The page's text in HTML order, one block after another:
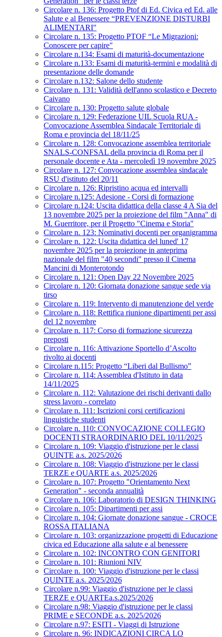
Circolare n. 136: Progetto Ptof di Ed. Civica ed Ed. alle
Salute e al Benessere “PREVENZIONE DISTURBI
ALIMENTARI"
Circolare n. 135: Progetto PTOF “Le Migrazioni:
Conoscere per capire"
Circolare n.134: Esami di maturità-documentazione
Circolare n.133: Esami di maturità-termini e modalità di
presentazione delle domande
Circolare n.132: Salone dello studente
Circolare n. 131: Validità dell'anno scolastico e Decreto
Caivano
Circolare n. 130: Progetto salute globale
Circolare n. 129: Federazione UIL Scuola RUA -
Convocazione Assemblea Sindacale Territoriale di
Roma e provincia del 18/11/25
Circolare n. 128: Convocazione assemblea territoriale
SNALS-CONFSAL della provincia di Roma per il
personale docente e Ata - mercoledì 19 novembre 2025
Circolare n. 127: Convocazione assemblea sindacale
RSU d'istituto del 20/11
Circolare n. 126: Ripristino acqua ed intervalli
Circolare n.125: Adesione - Corsi di formazione
Circolare n.124: Uscita didattica della classe 4 A Sia del
13 novembre 2025 per la proiezione del film "Anna" di
M. Guerritore, per il Progetto "Cinema e Storia"
Circolare n. 123: Nominativi docenti per organigramma
Circolare n. 122: Uscita didattica del luned' 17
novembre 2025 per la proiezione in anteprima
nazionale del film "40 secondi" presso il Cinema
Mancini di Monterotondo
Circolare n. 121: Open Day 22 Novembre 2025
Circolare n. 120: Giornata donazione sangue sede via
tirso
Circolare n. 119: Intervento di manutenzione del verde
Circolare n. 118: Rettifica riunione dipartimenti per assi
del 12 novembre
Circolare n. 117: Corso di formazione sicurezza
preposti
Circolare n. 116: Attivazione Sportello d’Ascolto
rivolto ai docenti
Circolare n.115: Progetto “Liberi dal Bullismo”
Circolare n. 114: Assemblea d'Istituto in data
14/11/2025
Circolare n. 112: Valutazione dei rischi derivanti dallo
stress lavoro - correlato
Circolare n. 111: Iscrizioni corsi certificazioni
linguistiche studenti
Circolare n. 110: CONVOCAZIONE COLLEGIO
DOCENTI STRAORDINARIO DEL 10/11/2025
Circolare n. 109: Viaggio d'istruzione per le classi
QUINTE a.s. 2025/2026
Circolare n. 108: Viaggio d'istruzione per le classi
TERZE e QUARTE a.s. 2025/2026
Circolare n. 107: Progetto "Orientamento Next
Generation" - seconda annualità
Circolare n. 106: Laboratorio di DESIGN THINKING
Circolare n. 105: Dipartimenti per assi
Circolare n. 104: Giornate donazione sangue - CROCE
ROSSA ITALIANA
Circolare n. 103: organizzazione progetti di Educazione
civica ed Educazione alla salute e al benessere
Circolare n. 102: INCONTRO CON GENITORI
Circolare n. 101: Riunioni NIV
Circolare n. 100: Viaggio d'istruzione per le classi
QUINTE a.s. 2025/2026
Circolare n.99: Viaggio d'istruzione per le classi
TERZE e QUARTEa.s.2025/2026
Circolare n.98: Viaggio d'istruzione per le classi
PRIME e SECONDE a.s. 2025/2026
Circolare n.97: ESITI - Viaggi di Istruzione
Circolare n. 96: INDICAZIONI CIRCA LO